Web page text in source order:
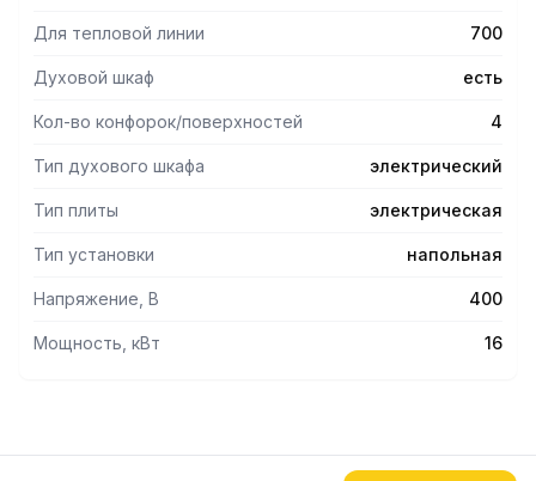
- воздуховод в комплекте;
ТЭНов;
Для тепловой линии 700
Духовой шкаф есть
Кол-во конфорок/поверхностей 4
Тип духового шкафа электрический
Тип плиты электрическая
Тип установки напольная
Напряжение, В 400
Мощность, кВт 16